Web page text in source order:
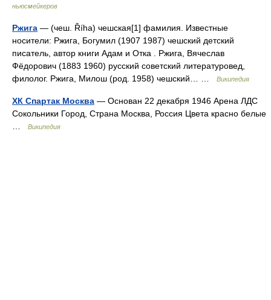
ньюсмейкеров
Ржига — (чеш. Říha) чешская[1] фамилия. Известные
носители: Ржига, Богумил (1907 1987) чешский детский
писатель, автор книги Адам и Отка . Ржига, Вячеслав
Фёдорович (1883 1960) русский советский литературовед,
филолог. Ржига, Милош (род. 1958) чешский… …
Википедия
ХК Спартак Москва — Основан 22 декабря 1946 Арена ЛДС
Сокольники Город, Страна Москва, Россия Цвета красно белые
Википедия